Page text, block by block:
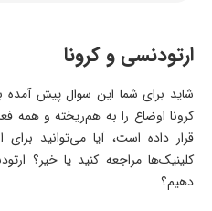
ارتودنسی و کرونا
شاید برای شما این سوال پیش آمده
کرونا اوضاع را به هم‌ریخته و همه
قرار داده است، آیا می‌توانید
کلینیک‌ها مراجعه کنید یا خیر؟
دهیم؟